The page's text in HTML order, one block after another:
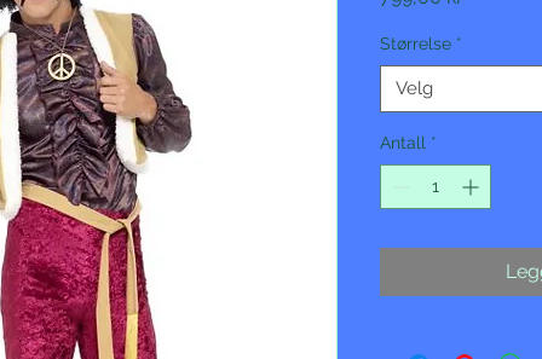
Størrelse *
Velg
Antall *